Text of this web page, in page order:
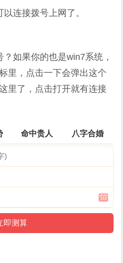
连接拨号上网了。
如果你的也是win7系统，
里，点击一下会弹出这个
里了，点击打开就有连接
命中贵人 八字合婚